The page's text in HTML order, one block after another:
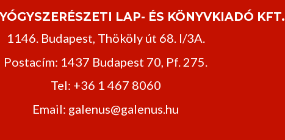
LAP- ÉS KÖNYVKIADÓ KFT.
1146. Budapest, Thököly út 68. I/3A.
Postacím: 1437 Budapest 70, Pf. 275.
Tel: +36 1 467 8060
Email: galenus@galenus.hu